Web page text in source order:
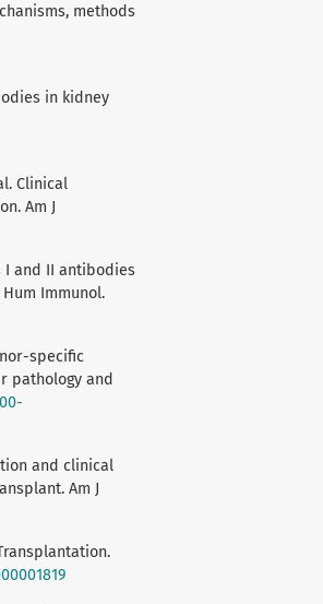
methods
in kidney
Clinical
Am J
I and II antibodies
Immunol.
specific
pathology and
and clinical
Am J